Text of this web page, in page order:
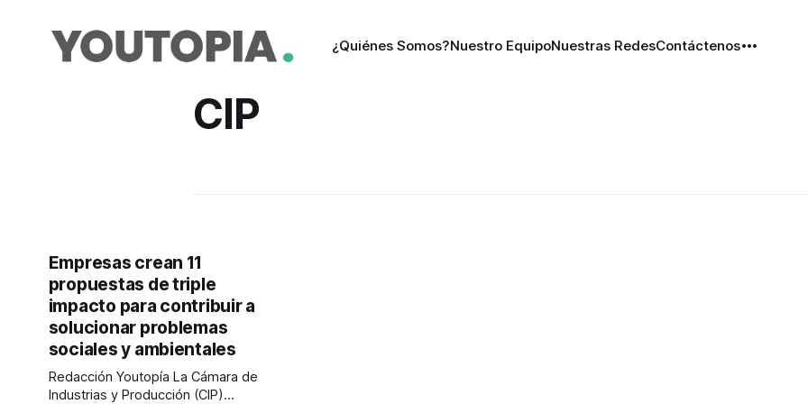
¿Quiénes Somos?Nuestro EquipoNuestras RedesContáctenos
CIP
Empresas crean 11
propuestas de triple
impacto para contribuir a
solucionar problemas
sociales y ambientales
Redacción Youtopía La Cámara de
Industrias y Producción (CIP)